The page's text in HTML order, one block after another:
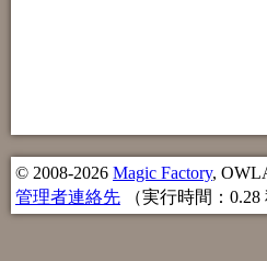
© 2008-2026 Magic Factory,
管理者連絡先 （実行時間：0.28